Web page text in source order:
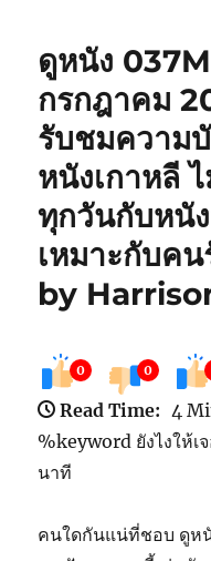
ดูหนัง
กรกฎาคม
รับชมความ
หนังเกาหลี
ทุกวันกับหนั
เหมาะกับค
by
0 0
Read Time: 4
%keyword ยังไงให้เ
นาที
คนใดกันแน่ที่ชอบ ดูห